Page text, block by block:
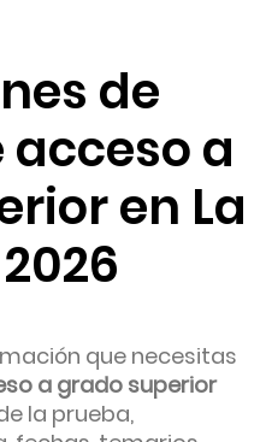
de
acceso a
en La
que necesitas
a grado superior
la prueba,